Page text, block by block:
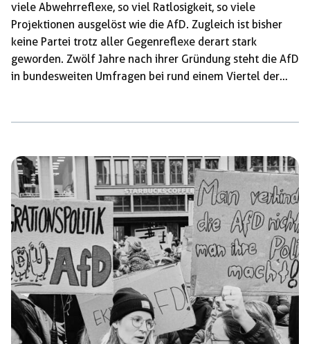
viele Abwehrreflexe, so viel Ratlosigkeit, so viele
Projektionen ausgelöst wie die AfD. Zugleich ist bisher
keine Partei trotz aller Gegenreflexe derart stark
geworden. Zwölf Jahre nach ihrer Gründung steht die AfD
in bundesweiten Umfragen bei rund einem Viertel der
Methoden im Umgang mit der AfD entstanden. Die einen
bauen Brandmauern, […]